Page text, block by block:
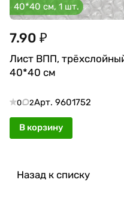
40*40 см, 1 шт.
7.90 ₽
Лист ВПП,
40*40 см
0 2Арт. 9601752
В корзину
Назад к списку